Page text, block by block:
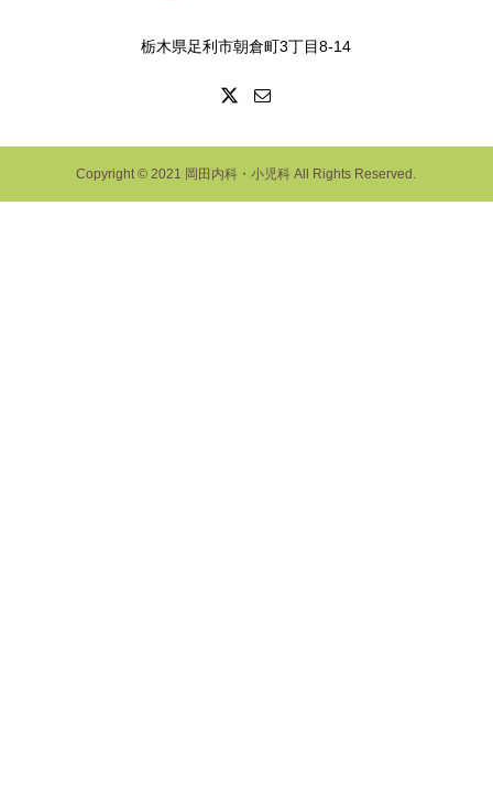
栃木県足利市朝倉町3丁目8-14
Copyright © 2021 岡田内科・小児科 All Rights Reserved.